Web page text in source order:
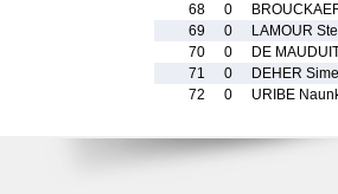
68
0
69
0
LAMOUR
70
0
DE
71
0
DEHER
72
0 URIBE